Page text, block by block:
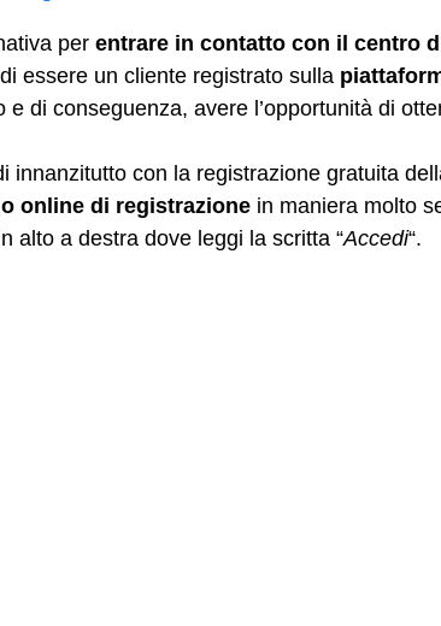
per entrare in contatto con il centro
essere un cliente registrato sulla
e di conseguenza, avere l’opportunità di
innanzitutto con la registrazione gratuita
online di registrazione in maniera molto
alto a destra dove leggi la scritta “Accedi“.